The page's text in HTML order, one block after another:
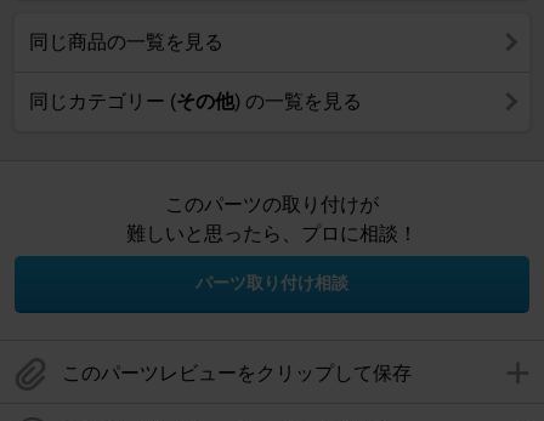
同じ商品の一覧を見る
同じカテゴリー (その他) の一覧を見る
このパーツの取り付けが
難しいと思ったら、プロに相談！
パーツ取り付け相談
このパーツレビューをクリップして保存